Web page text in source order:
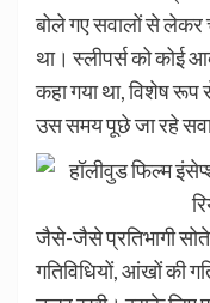
बोले गए सवालों से लेकर
था। स्लीपर्स को कोई
कहा गया था, विशेष
उस समय पूछे जा रहे
जैसे-जैसे प्रतिभागी सोते
गतिविधियों, आंखों की